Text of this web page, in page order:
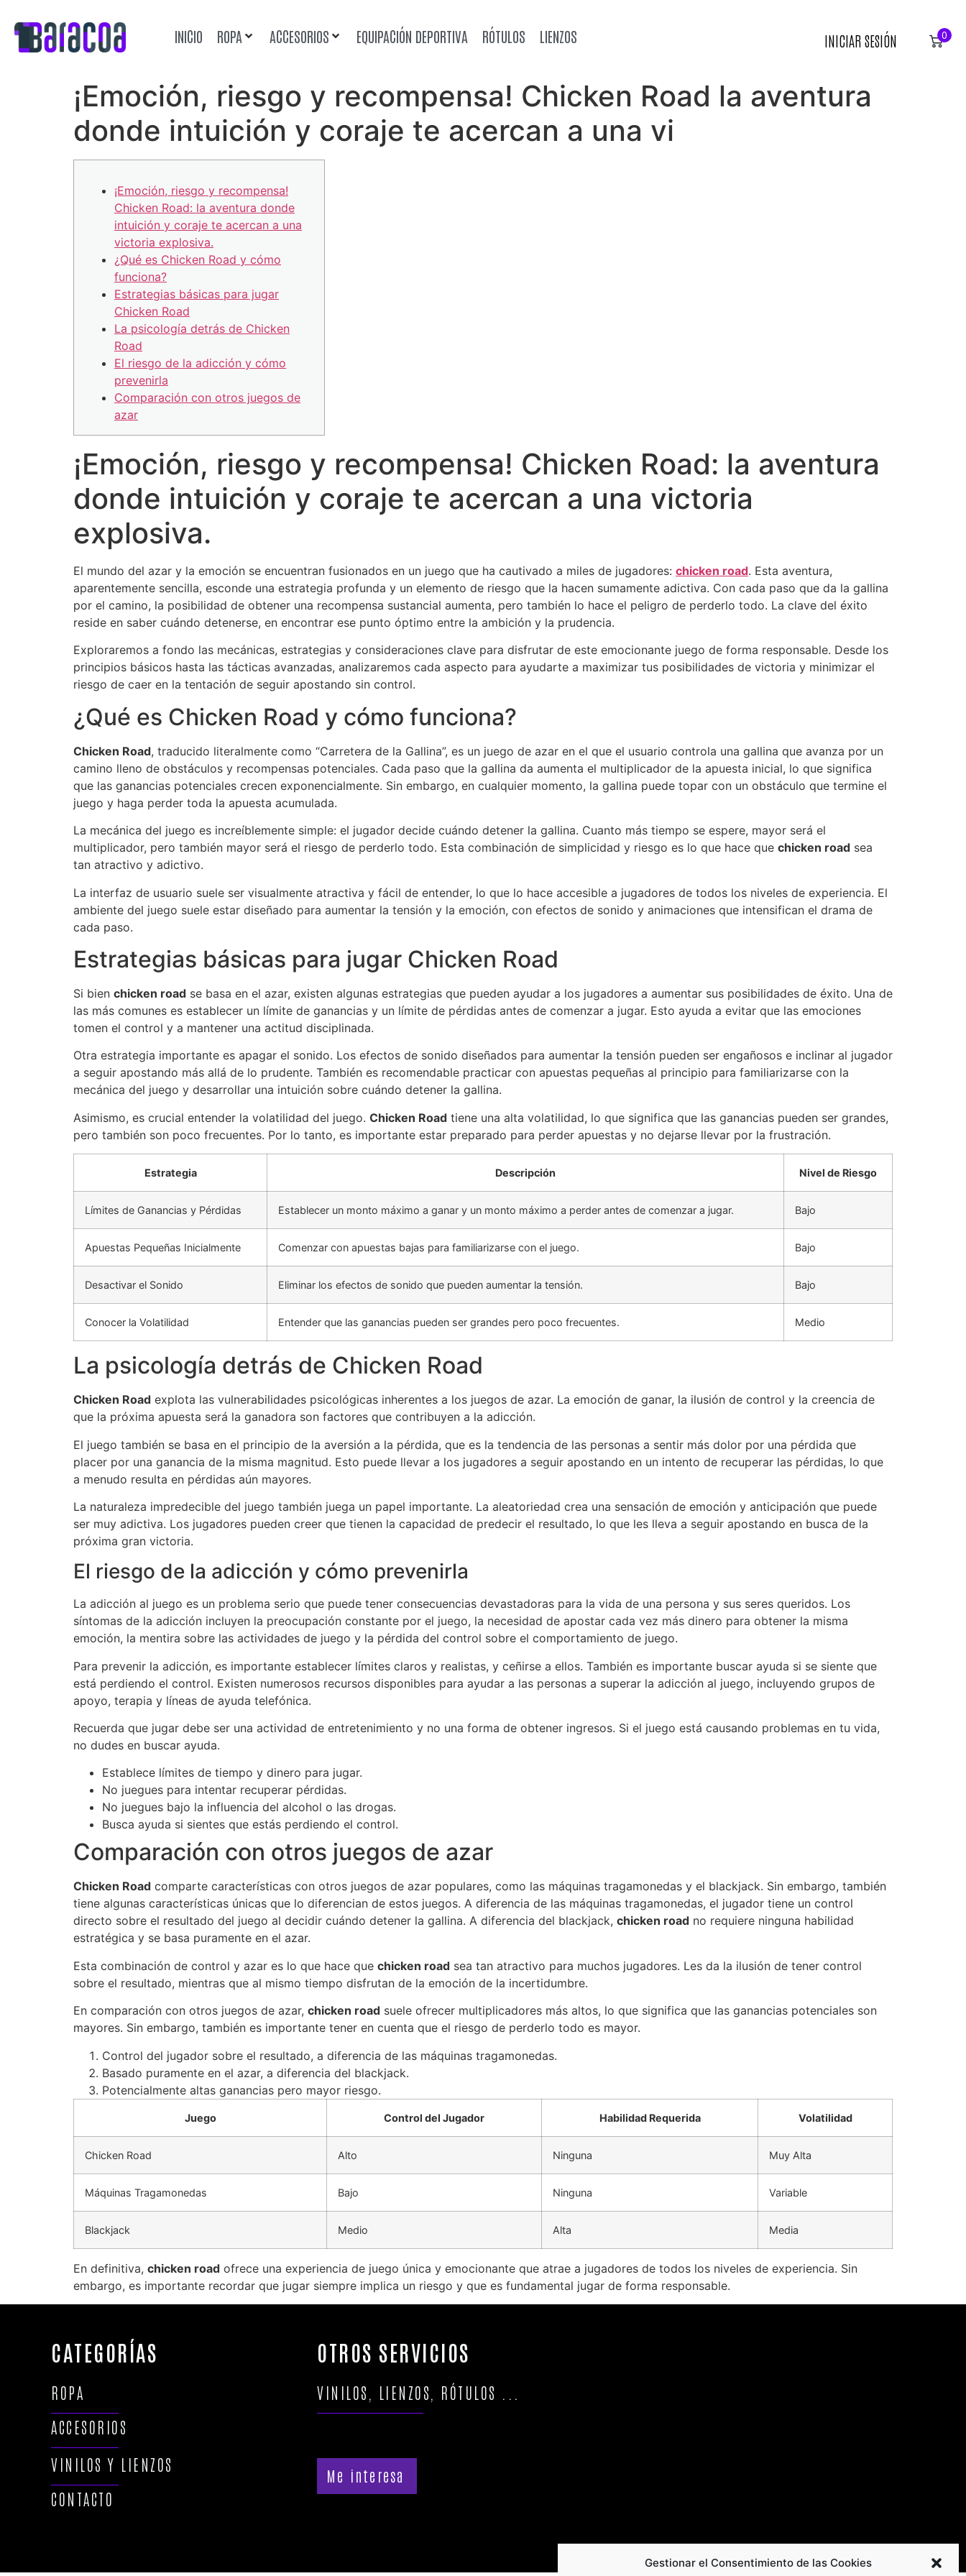
Gestionar el Consentimiento de las Cookies
INICIO ROPA ACCESORIOS EQUIPACIÓN DEPORTIVA RÓTULOS LIENZOS INICIAR SESIÓN 0
¡Emoción, riesgo y recompensa! Chicken Road la aventura
donde intuición y coraje te acercan a una vi
¡Emoción, riesgo y recompensa!
Chicken Road: la aventura donde
intuición y coraje te acercan a una
victoria explosiva.
¿Qué es Chicken Road y cómo
funciona?
Estrategias básicas para jugar
Chicken Road
La psicología detrás de Chicken
Road
El riesgo de la adicción y cómo
prevenirla
Comparación con otros juegos de
azar
¡Emoción, riesgo y recompensa! Chicken Road: la aventura
donde intuición y coraje te acercan a una victoria
explosiva.
El mundo del azar y la emoción se encuentran fusionados en un juego que ha cautivado a miles de jugadores: chicken road. Esta aventura,
aparentemente sencilla, esconde una estrategia profunda y un elemento de riesgo que la hacen sumamente adictiva. Con cada paso que da la gallina
por el camino, la posibilidad de obtener una recompensa sustancial aumenta, pero también lo hace el peligro de perderlo todo. La clave del éxito
reside en saber cuándo detenerse, en encontrar ese punto óptimo entre la ambición y la prudencia.
Exploraremos a fondo las mecánicas, estrategias y consideraciones clave para disfrutar de este emocionante juego de forma responsable. Desde los
principios básicos hasta las tácticas avanzadas, analizaremos cada aspecto para ayudarte a maximizar tus posibilidades de victoria y minimizar el
riesgo de caer en la tentación de seguir apostando sin control.
¿Qué es Chicken Road y cómo funciona?
Chicken Road, traducido literalmente como “Carretera de la Gallina”, es un juego de azar en el que el usuario controla una gallina que avanza por un
camino lleno de obstáculos y recompensas potenciales. Cada paso que la gallina da aumenta el multiplicador de la apuesta inicial, lo que significa
que las ganancias potenciales crecen exponencialmente. Sin embargo, en cualquier momento, la gallina puede topar con un obstáculo que termine el
juego y haga perder toda la apuesta acumulada.
La mecánica del juego es increíblemente simple: el jugador decide cuándo detener la gallina. Cuanto más tiempo se espere, mayor será el
multiplicador, pero también mayor será el riesgo de perderlo todo. Esta combinación de simplicidad y riesgo es lo que hace que chicken road sea
tan atractivo y adictivo.
La interfaz de usuario suele ser visualmente atractiva y fácil de entender, lo que lo hace accesible a jugadores de todos los niveles de experiencia. El
ambiente del juego suele estar diseñado para aumentar la tensión y la emoción, con efectos de sonido y animaciones que intensifican el drama de
cada paso.
Estrategias básicas para jugar Chicken Road
Si bien chicken road se basa en el azar, existen algunas estrategias que pueden ayudar a los jugadores a aumentar sus posibilidades de éxito. Una de
las más comunes es establecer un límite de ganancias y un límite de pérdidas antes de comenzar a jugar. Esto ayuda a evitar que las emociones
tomen el control y a mantener una actitud disciplinada.
Otra estrategia importante es apagar el sonido. Los efectos de sonido diseñados para aumentar la tensión pueden ser engañosos e inclinar al jugador
a seguir apostando más allá de lo prudente. También es recomendable practicar con apuestas pequeñas al principio para familiarizarse con la
mecánica del juego y desarrollar una intuición sobre cuándo detener la gallina.
Asimismo, es crucial entender la volatilidad del juego. Chicken Road tiene una alta volatilidad, lo que significa que las ganancias pueden ser grandes,
pero también son poco frecuentes. Por lo tanto, es importante estar preparado para perder apuestas y no dejarse llevar por la frustración.
Estrategia Descripción Nivel de Riesgo
Límites de Ganancias y Pérdidas Establecer un monto máximo a ganar y un monto máximo a perder antes de comenzar a jugar. Bajo
Apuestas Pequeñas Inicialmente Comenzar con apuestas bajas para familiarizarse con el juego. Bajo
Desactivar el Sonido Eliminar los efectos de sonido que pueden aumentar la tensión. Bajo
Conocer la Volatilidad Entender que las ganancias pueden ser grandes pero poco frecuentes. Medio
La psicología detrás de Chicken Road
Chicken Road explota las vulnerabilidades psicológicas inherentes a los juegos de azar. La emoción de ganar, la ilusión de control y la creencia de
que la próxima apuesta será la ganadora son factores que contribuyen a la adicción.
El juego también se basa en el principio de la aversión a la pérdida, que es la tendencia de las personas a sentir más dolor por una pérdida que
placer por una ganancia de la misma magnitud. Esto puede llevar a los jugadores a seguir apostando en un intento de recuperar las pérdidas, lo que
a menudo resulta en pérdidas aún mayores.
La naturaleza impredecible del juego también juega un papel importante. La aleatoriedad crea una sensación de emoción y anticipación que puede
ser muy adictiva. Los jugadores pueden creer que tienen la capacidad de predecir el resultado, lo que les lleva a seguir apostando en busca de la
próxima gran victoria.
El riesgo de la adicción y cómo prevenirla
La adicción al juego es un problema serio que puede tener consecuencias devastadoras para la vida de una persona y sus seres queridos. Los
síntomas de la adicción incluyen la preocupación constante por el juego, la necesidad de apostar cada vez más dinero para obtener la misma
emoción, la mentira sobre las actividades de juego y la pérdida del control sobre el comportamiento de juego.
Para prevenir la adicción, es importante establecer límites claros y realistas, y ceñirse a ellos. También es importante buscar ayuda si se siente que
está perdiendo el control. Existen numerosos recursos disponibles para ayudar a las personas a superar la adicción al juego, incluyendo grupos de
apoyo, terapia y líneas de ayuda telefónica.
Recuerda que jugar debe ser una actividad de entretenimiento y no una forma de obtener ingresos. Si el juego está causando problemas en tu vida,
no dudes en buscar ayuda.
Establece límites de tiempo y dinero para jugar.
No juegues para intentar recuperar pérdidas.
No juegues bajo la influencia del alcohol o las drogas.
Busca ayuda si sientes que estás perdiendo el control.
Comparación con otros juegos de azar
Chicken Road comparte características con otros juegos de azar populares, como las máquinas tragamonedas y el blackjack. Sin embargo, también
tiene algunas características únicas que lo diferencian de estos juegos. A diferencia de las máquinas tragamonedas, el jugador tiene un control
directo sobre el resultado del juego al decidir cuándo detener la gallina. A diferencia del blackjack, chicken road no requiere ninguna habilidad
estratégica y se basa puramente en el azar.
Esta combinación de control y azar es lo que hace que chicken road sea tan atractivo para muchos jugadores. Les da la ilusión de tener control
sobre el resultado, mientras que al mismo tiempo disfrutan de la emoción de la incertidumbre.
En comparación con otros juegos de azar, chicken road suele ofrecer multiplicadores más altos, lo que significa que las ganancias potenciales son
mayores. Sin embargo, también es importante tener en cuenta que el riesgo de perderlo todo es mayor.
Control del jugador sobre el resultado, a diferencia de las máquinas tragamonedas.
Basado puramente en el azar, a diferencia del blackjack.
Potencialmente altas ganancias pero mayor riesgo.
Juego Control del Jugador Habilidad Requerida Volatilidad
Chicken Road Alto Ninguna Muy Alta
Máquinas Tragamonedas Bajo Ninguna Variable
Blackjack Medio Alta Media
En definitiva, chicken road ofrece una experiencia de juego única y emocionante que atrae a jugadores de todos los niveles de experiencia. Sin
embargo, es importante recordar que jugar siempre implica un riesgo y que es fundamental jugar de forma responsable.
CATEGORÍAS
ROPA
ACCESORIOS
VINILOS Y LIENZOS
CONTACTO
OTROS SERVICIOS
VINILOS, LIENZOS, RÓTULOS ...
Me interesa